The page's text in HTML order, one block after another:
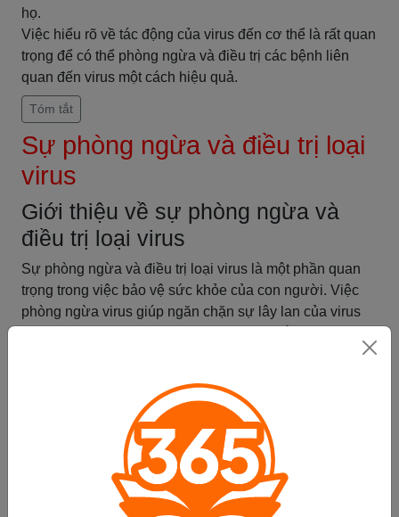
họ.
Việc hiểu rõ về tác động của virus đến cơ thể là rất quan
trọng để có thể phòng ngừa và điều trị các bệnh liên
quan đến virus một cách hiệu quả.
Tóm tắt
Sự phòng ngừa và điều trị loại
virus
Giới thiệu về sự phòng ngừa và
điều trị loại virus
Sự phòng ngừa và điều trị loại virus là một phần quan
trọng trong việc bảo vệ sức khỏe của con người. Việc
phòng ngừa virus giúp ngăn chặn sự lây lan của virus
Các biện pháp phòng ngừa virus bao gồm việc giữ vệ
sinh tốt, rửa tay thường xuyên, tránh tiếp xúc với người
bệnh và sử dụng các vật dụng cá nhân riêng biệt. Ngoài
ra, việc tiêm vắc xin cũng là một biện pháp phòng ngừa
hiệu quả, giúp tăng cường hệ miễn dịch và ngăn chặn